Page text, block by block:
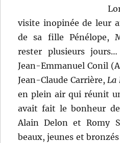
visite inopinée de leur
de sa fille Pénélope,
rester plusieurs
Jean-Emmanuel Conil
Jean-Claude Carrière, La
en plein air qui réunit
avait fait le bonheur
Alain Delon et Romy
beaux, jeunes et bronzés